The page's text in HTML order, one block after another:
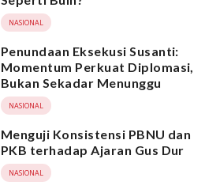
NASIONAL
Penundaan Eksekusi Susanti:
Momentum Perkuat Diplomasi,
Bukan Sekadar Menunggu
NASIONAL
Menguji Konsistensi PBNU dan
PKB terhadap Ajaran Gus Dur
NASIONAL